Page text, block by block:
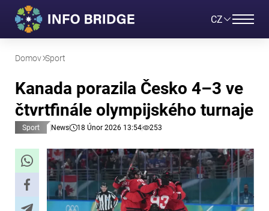
CZ
Domov Sport
Kanada porazila Česko 4–3 ve
čtvrtfinále olympijského turnaje
Sport News 18 Únor 2026 13:54 253